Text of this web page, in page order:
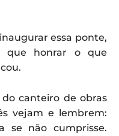
essa ponte,
que honrar o que
canteiro de obras
vejam e lembrem:
se não cumprisse.